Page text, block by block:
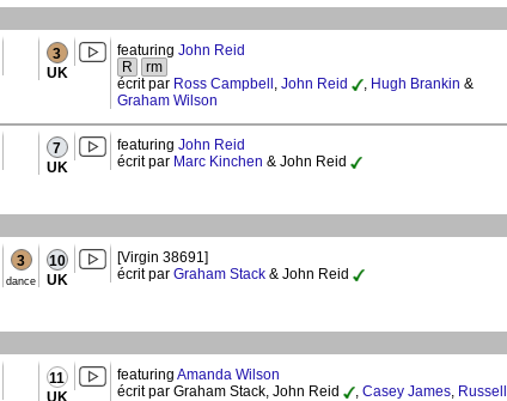
3
UK
featuring John Reid
R
rm
écrit par Ross Campbell , John Reid , Hugh Brankin &
Graham Wilson
7
UK
featuring John Reid
écrit par Marc Kinchen & John Reid
3
dance
10
UK
[Virgin 38691]
écrit par Graham Stack & John Reid
11
UK
featuring Amanda Wilson
écrit par Graham Stack, John Reid
, Casey James, Russell